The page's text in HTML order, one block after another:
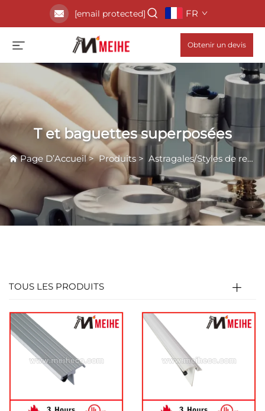
[email protected] FR
Obtenir un devis
T et baguettes superposées
Page D’Accueil>Produits > Astragales/Styles de rencontre
TOUS LES PRODUITS